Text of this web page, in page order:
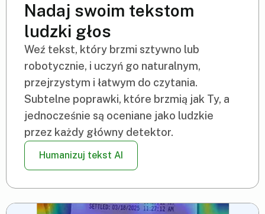
Nadaj swoim tekstom
ludzki głos
Weź tekst, który brzmi sztywno lub
robotycznie, i uczyń go naturalnym,
przejrzystym i łatwym do czytania.
Subtelne poprawki, które brzmią jak Ty, a
jednocześnie są oceniane jako ludzkie
przez każdy główny detektor.
Humanizuj tekst AI